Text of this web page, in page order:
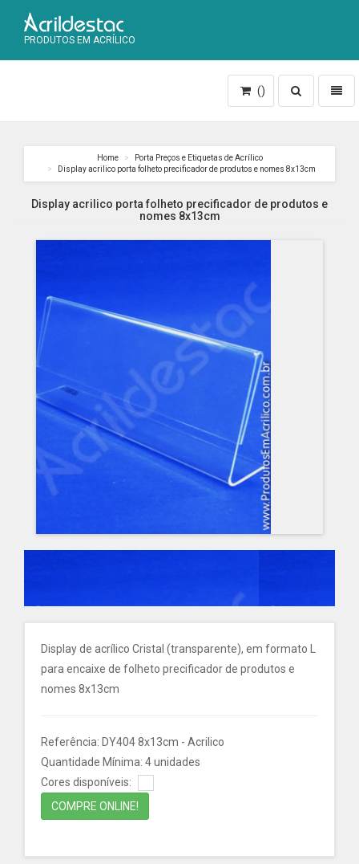
PRODUTOS EM ACRÍLICO
Toggle
search
()
Home
Porta Preços e Etiquetas de Acrílico
Display acrilico porta folheto precificador de produtos e nomes 8x13cm
Display acrilico porta folheto precificador de produtos e
nomes 8x13cm
Display de acrílico Cristal (transparente), em formato L
para encaixe de folheto precificador de produtos e
nomes 8x13cm
Referência: DY404 8x13cm - Acrilico
Quantidade Mínima: 4 unidades
Cores disponíveis:
COMPRE ONLINE!